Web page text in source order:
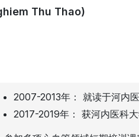
Thu Thao)
2007-2013年： 就读于河内
2017-2019年： 获河内医科